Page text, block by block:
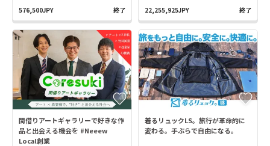
576,500JPY 終了 22,255,925JPY 終了
間借りアートギャラリーで好きな作
品と出会える機会を #Neeew
Local創業
着るリュックLS。旅行が革命的に
変わる。手ぶらで自由になる。